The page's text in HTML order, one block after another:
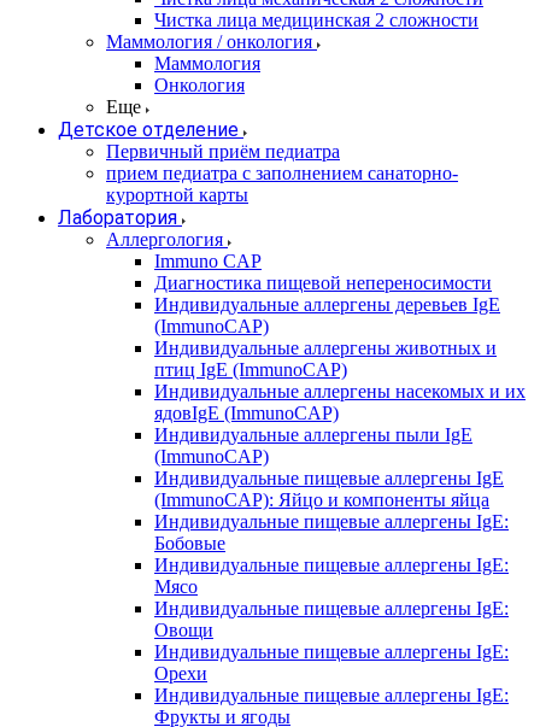
Чистка лица медицинская 2 сложности
Маммология / онкология
Маммология
Онкология
Еще
Детское отделение
Первичный приём педиатра
прием педиатра с заполнением санаторно-
курортной карты
Лаборатория
Аллергология
Immuno CAP
Диагностика пищевой непереносимости
Индивидуальные аллергены деревьев IgE
(ImmunoCAP)
Индивидуальные аллергены животных и
птиц IgE (ImmunoCAP)
Индивидуальные аллергены насекомых и их
ядовIgE (ImmunoCAP)
Индивидуальные аллергены пыли IgE
(ImmunoCAP)
Индивидуальные пищевые аллергены IgE
(ImmunoCAP): Яйцо и компоненты яйца
Индивидуальные пищевые аллергены IgE:
Бобовые
Индивидуальные пищевые аллергены IgE:
Мясо
Индивидуальные пищевые аллергены IgE:
Овощи
Индивидуальные пищевые аллергены IgE:
Орехи
Индивидуальные пищевые аллергены IgE:
Фрукты и ягоды